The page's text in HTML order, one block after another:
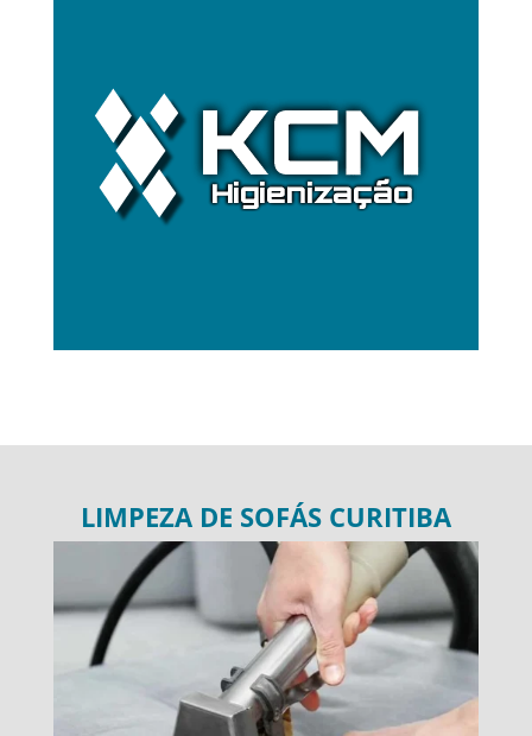
LIMPEZA DE SOFÁS CURITIBA